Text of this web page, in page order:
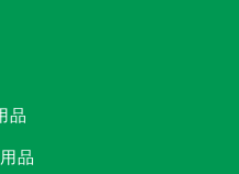
品
品